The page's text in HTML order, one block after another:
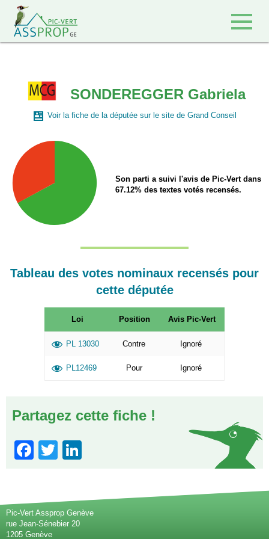
SONDEREGGER Gabriela
Voir la fiche de la députée sur le site de Grand Conseil
Son parti a suivi l'avis de Pic-Vert dans
67.12% des textes votés recensés.
Tableau des votes nominaux recensés pour
cette députée
Loi Position Avis Pic-Vert
PL 13030 Contre Ignoré
PL12469 Pour Ignoré
Partagez cette fiche !
Facebook
Twitter
Pic-Vert Assprop Genève
rue Jean-Sénebier 20
1205 Genève